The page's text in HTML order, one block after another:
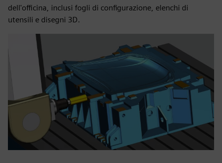
dell'officina, inclusi fogli di configurazione, elenchi di
utensili e disegni 3D.